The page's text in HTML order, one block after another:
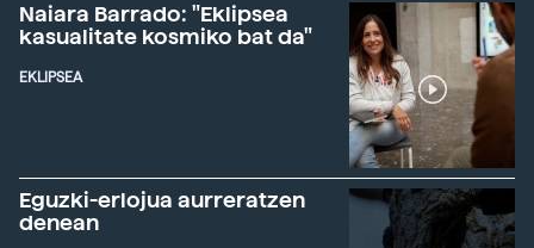
Naiara Barrado: "Eklipsea
kasualitate kosmiko bat da"
EKLIPSEA
Eguzki-erlojua aurreratzen
denean